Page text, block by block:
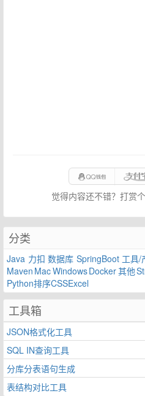
觉得内容还不错？打赏
分类
Java 力扣 数据库 SpringBoot 工具/
Maven MacWindowsDocker其他
Python排序CSSExcel
工具箱
JSON格式化工具
SQL IN查询工具
分库分表语句生成
表结构对比工具